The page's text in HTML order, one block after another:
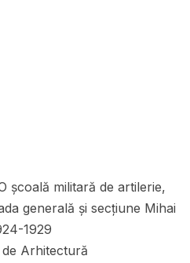
şcoală militară de artilerie,
generală şi secţiune Mihai
1929
Arhitectură